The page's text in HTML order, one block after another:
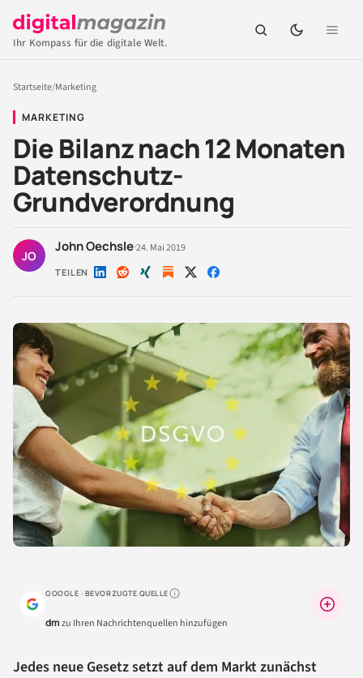
Ihr Kompass für die digitale Welt.
Startseite/Marketing
MARKETING
Die Bilanz nach 12 Monaten
Datenschutz-
Grundverordnung
JO
John Oechsle·24. Mai 2019
TEILEN Auf Auf Auf Auf Auf
GOOGLE · BEVORZUGTE QUELLEWarum lohnt sich das?
dmzu Ihren Nachrichtenquellen hinzufügen
Jedes neue Gesetz setzt auf dem Markt zunächst